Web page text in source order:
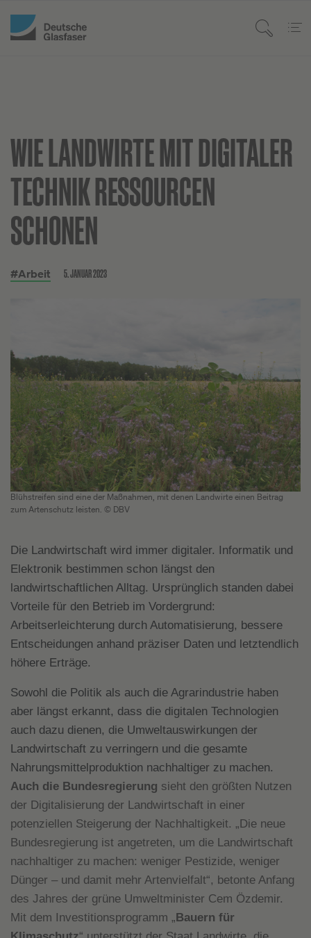
WIE LANDWIRTE MIT DIGITALER
TECHNIK RESSOURCEN
SCHONEN
#Arbeit 5. JANUAR 2023
Blühstreifen sind eine der Maßnahmen, mit denen Landwirte einen Beitrag
zum Artenschutz leisten. © DBV
Die Landwirtschaft wird immer digitaler. Informatik und
Elektronik bestimmen schon längst den
landwirtschaftlichen Alltag. Ursprünglich standen dabei
Vorteile für den Betrieb im Vordergrund:
Arbeitserleichterung durch Automatisierung, bessere
Entscheidungen anhand präziser Daten und letztendlich
höhere Erträge.
Sowohl die Politik als auch die Agrarindustrie haben
aber längst erkannt, dass die digitalen Technologien
auch dazu dienen, die Umweltauswirkungen der
Landwirtschaft zu verringern und die gesamte
Nahrungsmittelproduktion nachhaltiger zu machen.
Auch die Bundesregierung sieht den größten Nutzen
der Digitalisierung der Landwirtschaft in einer
potenziellen Steigerung der Nachhaltigkeit. „Die neue
Bundesregierung ist angetreten, um die Landwirtschaft
nachhaltiger zu machen: weniger Pestizide, weniger
Dünger – und damit mehr Artenvielfalt“, betonte Anfang
des Jahres der grüne Umweltminister Cem Özdemir.
Mit dem Investitionsprogramm „ Bauern für